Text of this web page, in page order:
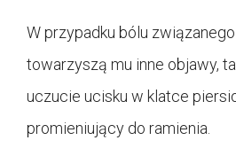
W przypadku bólu
towarzyszą mu inne objawy,
uczucie ucisku w klatce
promieniujący do ramienia.